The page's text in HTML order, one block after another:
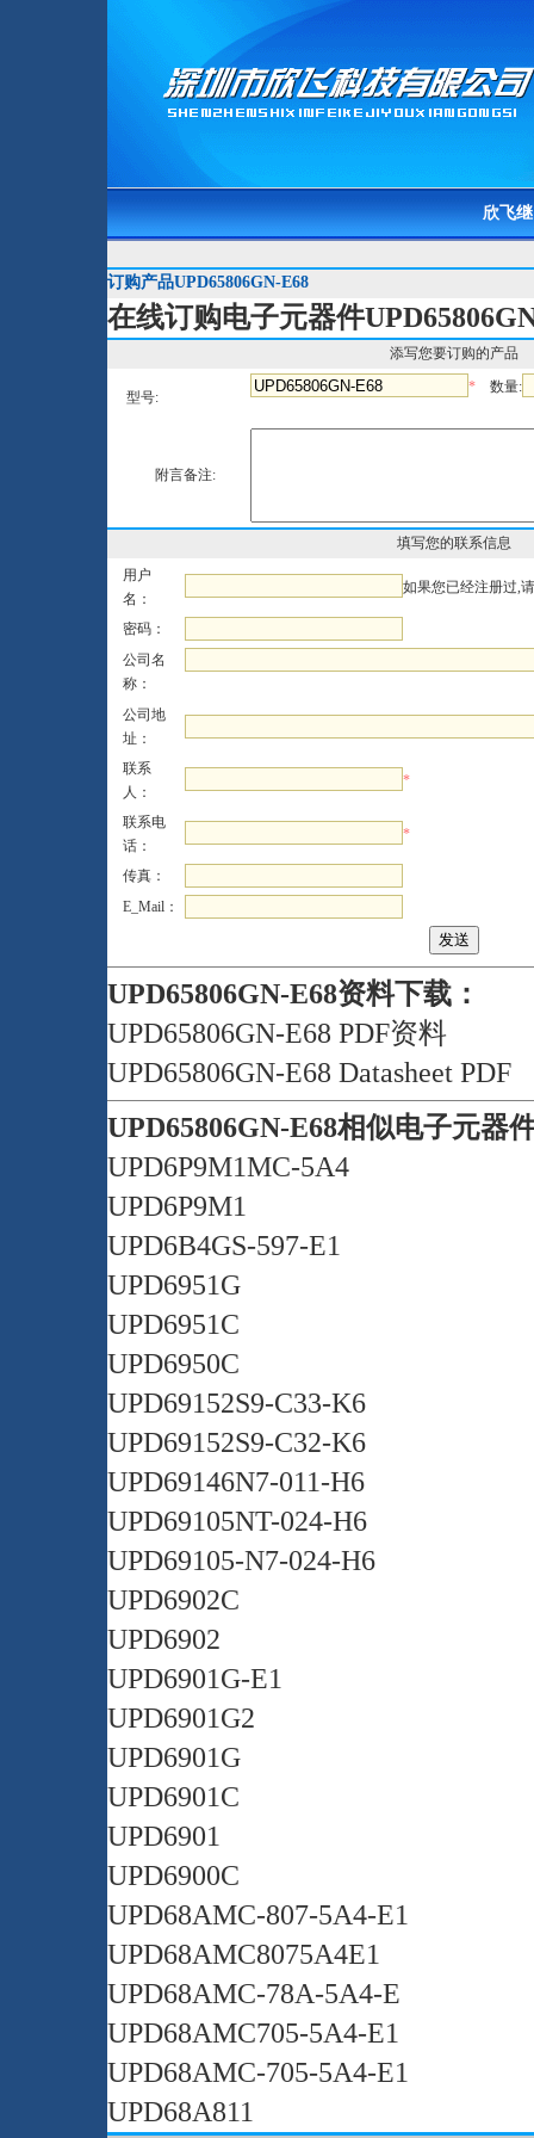
欣飞
订购产品UPD65806GN-E68
在线订购电子元器件
添写您要订购的产品
型号:
* 数量:
附言备注:
填写您的联系信息
用户
名：
如果您已经注册过,
密码：
公司名
称：
公司地
址：
联系
人：
*
联系电
话：
*
传真：
E_Mail：
UPD65806GN-E68资料下载：
UPD65806GN-E68 PDF资料
UPD65806GN-E68 Datasheet PDF
UPD65806GN-E68相似电子元器
UPD6P9M1MC-5A4
UPD6P9M1
UPD6B4GS-597-E1
UPD6951G
UPD6951C
UPD6950C
UPD69152S9-C33-K6
UPD69152S9-C32-K6
UPD69146N7-011-H6
UPD69105NT-024-H6
UPD69105-N7-024-H6
UPD6902C
UPD6902
UPD6901G-E1
UPD6901G2
UPD6901G
UPD6901C
UPD6901
UPD6900C
UPD68AMC-807-5A4-E1
UPD68AMC8075A4E1
UPD68AMC-78A-5A4-E
UPD68AMC705-5A4-E1
UPD68AMC-705-5A4-E1
UPD68A811